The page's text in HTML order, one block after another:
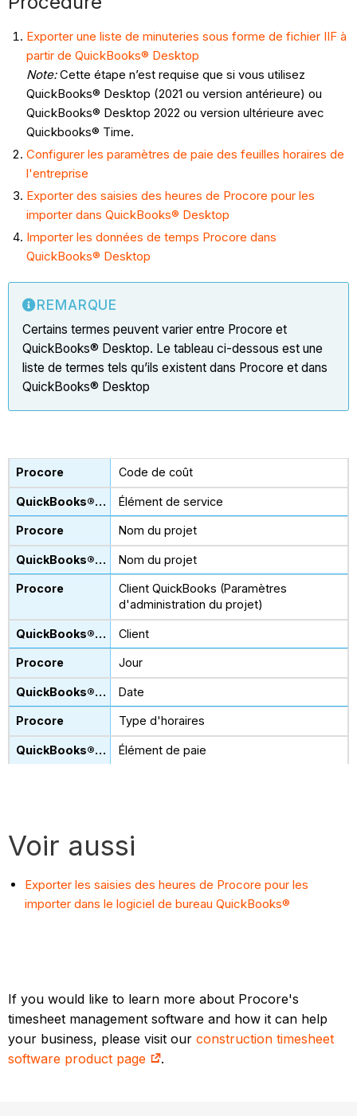
Exporter une liste de minuteries sous forme de fichier IIF à
partir de QuickBooks® Desktop
Note:Cette étape n’est requise que si vous utilisez
QuickBooks® Desktop (2021 ou version antérieure) ou
QuickBooks® Desktop 2022 ou version ultérieure avec
Quickbooks® Time.
Configurer les paramètres de paie des feuilles horaires de
l'entreprise
Exporter des saisies des heures de Procore pour les
importer dans QuickBooks® Desktop
Importer les données de temps Procore dans
QuickBooks® Desktop
REMARQUE
Certains termes peuvent varier entre Procore et
QuickBooks® Desktop. Le tableau ci-dessous est une
liste de termes tels qu’ils existent dans Procore et dans
QuickBooks® Desktop
Code de coût
Élément de service
Nom du projet
Nom du projet
Client QuickBooks (Paramètres
d'administration du projet)
Client
Jour
Date
Type d'horaires
Élément de paie
Voir aussi
Exporter les saisies des heures de Procore pour les
importer dans le logiciel de bureau QuickBooks®
If you would like to learn more about Procore's
timesheet management software and how it can help
your business, please visit ourconstruction timesheet
software product page
.